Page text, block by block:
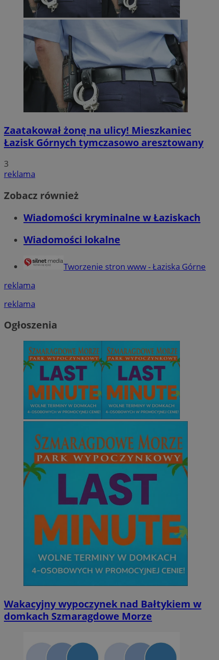
Zaatakował żonę na ulicy! Mieszkaniec
Łazisk Górnych tymczasowo aresztowany
3
reklama
Zobacz również
Wiadomości kryminalne w Łaziskach
Wiadomości lokalne
Tworzenie stron www - Łaziska Górne
reklama
reklama
Ogłoszenia
Wakacyjny wypoczynek nad Bałtykiem w
domkach Szmaragdowe Morze